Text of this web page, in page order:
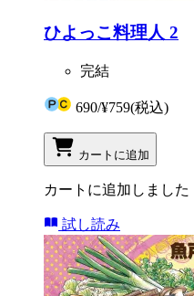
ひよっこ料理人 2
完結
690/¥759(税込)
カートに追加
カートに追加しました
試し読み